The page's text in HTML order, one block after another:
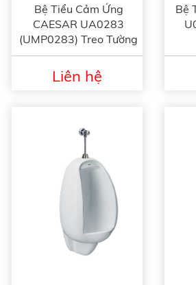
Bệ Tiểu Cảm Ứng
CAESAR UA0283
(UMP0283) Treo Tường
Liên hệ
Bệ